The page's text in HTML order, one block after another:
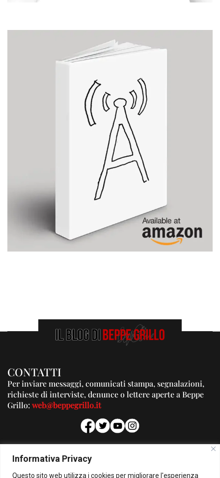
Informativa Privacy
Questo sito web utilizza i cookies per migliorare l'esperienza
CONTATTI
Per inviare messaggi, comunicati stampa, segnalazioni,
richieste di interviste, denunce o lettere aperte a Beppe
Grillo:web@beppegrillo.it
PUBBLICITA'
Per la tua pubblicità su questo Blog: